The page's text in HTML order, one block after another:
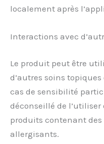
localement après
Interactions avec
Le produit peut être
d’autres soins
cas de sensibilité
déconseillé de
produits contenant
allergisants.